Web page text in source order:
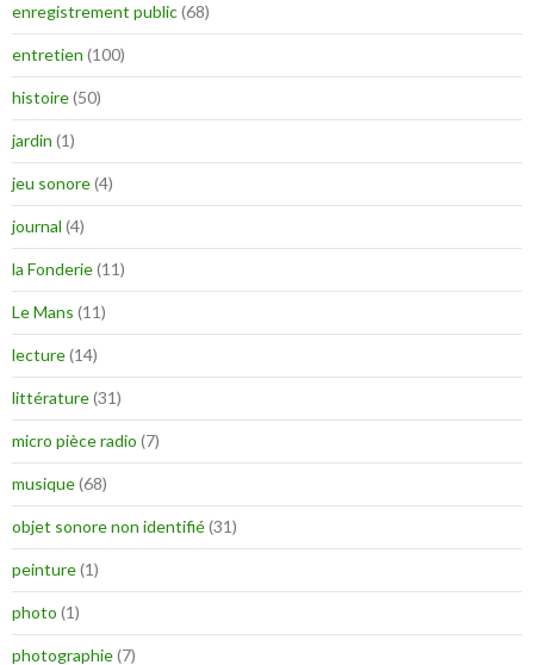
enregistrement public(68)
entretien (100)
histoire(50)
jardin (1)
jeu sonore(4)
journal (4)
la Fonderie(11)
Le Mans (11)
lecture(14)
littérature(31)
micro pièce radio (7)
musique(68)
objet sonore non identifié(31)
peinture(1)
photo (1)
photographie(7)